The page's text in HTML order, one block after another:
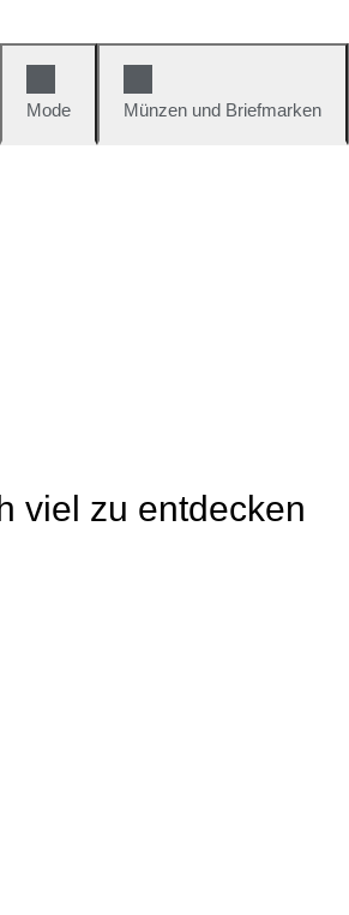
Mode Münzen und Briefmarken
viel zu entdecken